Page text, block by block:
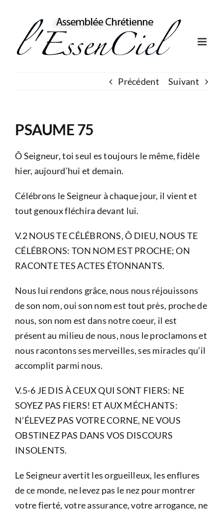
content
Précédent Suivant
PSAUME 75
Ô Seigneur, toi seul es toujours le même, fidèle
hier, aujourd’hui et demain.
Célébrons le Seigneur à chaque jour, il vient et
tout genoux fléchira devant lui.
V.2 NOUS TE CÉLÉBRONS, Ô DIEU, NOUS TE
CÉLÉBRONS: TON NOM EST PROCHE; ON
RACONTE TES ACTES ÉTONNANTS.
Nous lui rendons grâce, nous nous réjouissons
de son nom, oui son nom est tout près, proche de
nous, son nom est dans notre coeur, il est
présent au milieu de nous, nous le proclamons et
nous racontons ses merveilles, ses miracles qu’il
accomplit parmi nous.
V.5-6 JE DIS À CEUX QUI SONT FIERS: NE
SOYEZ PAS FIERS! ET AUX MÉCHANTS:
N’ÉLEVEZ PAS VOTRE CORNE, NE VOUS
OBSTINEZ PAS DANS VOS DISCOURS
INSOLENTS.
Le Seigneur avertit les orgueilleux, les enflures
de ce monde, ne levez pas le nez pour montrer
votre fierté, votre assurance, votre arrogance, ne